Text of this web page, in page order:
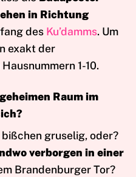
in Richtung
des Ku’damms. Um
exakt der
1-10.
Raum im
gruselig, oder?
verborgen in einer
Brandenburger Tor?